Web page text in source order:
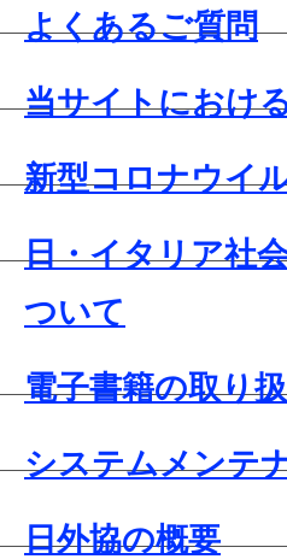
よくあるご質問
当サイトにおけ
新型コロナウイ
日・イタリア社
ついて
電子書籍の取り
システムメンテ
日外協の概要